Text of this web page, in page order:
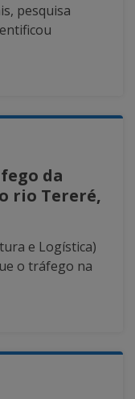
pesquisa
da
rio Tereré,
e Logística)
o tráfego na